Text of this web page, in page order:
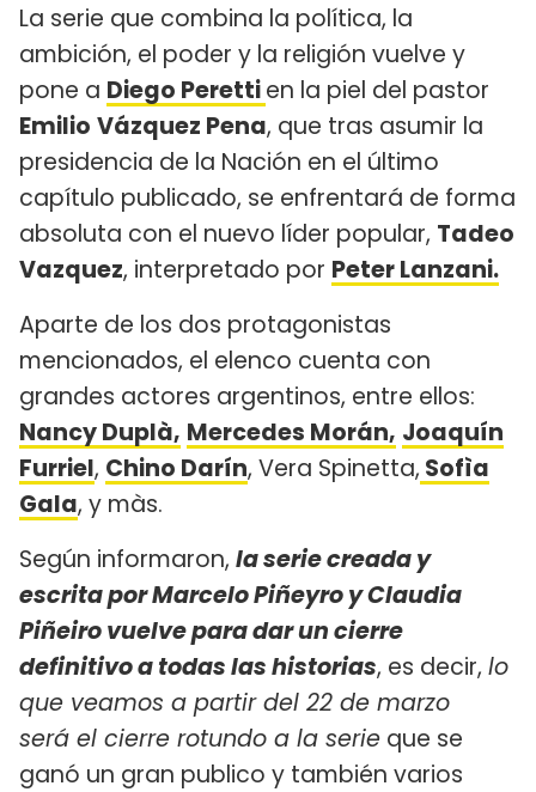
La serie que combina la política, la
ambición, el poder y la religión vuelve y
pone a Diego Perettien la piel del pastor
Emilio Vázquez Pena, que tras asumir la
presidencia de la Nación en el último
capítulo publicado, se enfrentará de forma
absoluta con el nuevo líder popular, Tadeo
Vazquez, interpretado por Peter Lanzani.
Aparte de los dos protagonistas
mencionados, el elenco cuenta con
grandes actores argentinos, entre ellos:
Nancy Duplà, Mercedes Morán, Joaquín
Furriel, Chino Darín, Vera Spinetta, Sofìa
Gala, y màs.
Según informaron, la serie creada y
escrita por Marcelo Piñeyro y Claudia
Piñeiro vuelve para dar un cierre
definitivo a todas las historias, es decir, lo
que veamos a partir del 22 de marzo
será el cierre rotundo a la serie que se
ganó un gran publico y también varios